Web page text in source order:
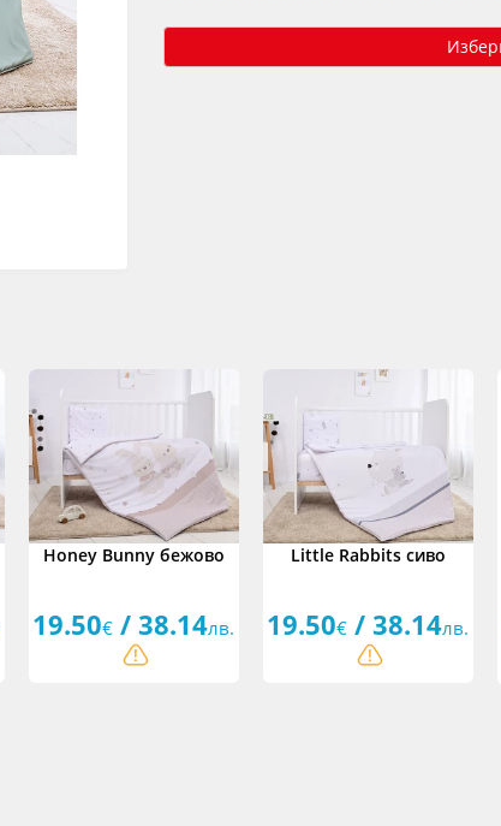
Honey Bunny бежово
19.50€ / 38.14лв.
Little Rabbits сиво
19.50€ / 38.14лв.